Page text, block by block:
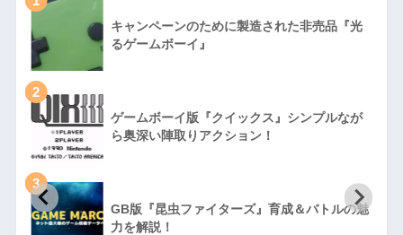
キャンペーンのために製造された非売品『光
るゲームボーイ』
2
ゲームボーイ版『クイックス』シンプルなが
ら奥深い陣取りアクション！
3
GB版『昆虫ファイターズ』育成＆バトルの魅
力を解説！